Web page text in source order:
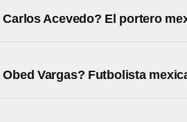
Carlos Acevedo? El portero
Obed Vargas? Futbolista